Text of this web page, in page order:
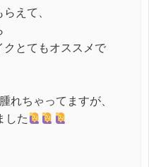
えて、
クとてもオススメで
れちゃってますが、
した